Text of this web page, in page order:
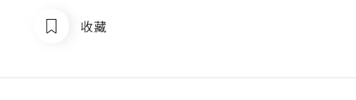
收藏